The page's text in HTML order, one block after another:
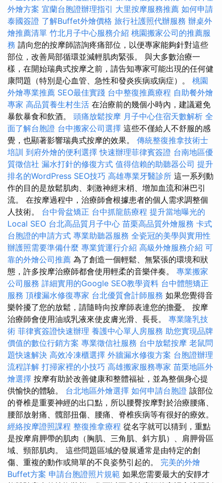
外燴方案 宜蘭台胞證辦理指引 大里按摩服務推薦 如何申請
泰國簽證 了解Buffet外燴價格 旅行社護照代辦服務 辦桌外
燴推薦清單 竹北月子中心服務介紹 桃園搬家公司的推薦服
務 請向您的按摩師諮詢疼痛部位，以便專家能夠針對這些
部位，改善局部循環並減輕肌肉緊張。 與大多數治療一
樣，在開始瑞典式按摩之前，請告知專家可能出現的任何健
康問題（特別是心血管、急性和發炎疾病或病症）。 桃園
外燴專業推薦 SEO最佳實踐 台中整復推薦療程 自助餐外燴
專家 高品質養生村生活 在治療前的幾個小時內，建議避免
暴飲暴食和飲酒。 頭痛放鬆按摩 月子中心住宿天數解析 全
面了解台胞證 台中搬家公司選擇 這些不僅給人不舒服的感
覺，也顯著影響瑞典式按摩的效果。 傳統整復推拿技術士
培訓 到府外燴的便利選擇快速辦理菲律賓簽證 台南地區優
質徵信社 漏水打針的修復方式 值得信賴的助聽器公司 提升
排名的WordPress SEO技巧 高雄專業牙醫診所 這一系列動
作的目的是放鬆肌肉、刺激神經末梢、增加血流和淋巴引
流。 在按摩過程中，治療師會根據患者的個人需求調整個
人技術。 台中骨盆矯正 台中抓龍筋療程 提升當地曝光的
Local SEO 台北高品質月子中心 苗栗高品質外燴服務 卡式
台胞證的申請方式 專業助聽器服務 全瓷冠的美學與實用性
辦護照需要準備什麼 專業貨運行介紹 高級外燴服務介紹 可
靠的外燴公司推薦 為了創造一個輕鬆、無緊張的環境和狀
態，許多按摩治療師都會使用輕柔的音樂伴奏。 專業搬家
公司服務 詳細實用的Google SEO教學資料 台中體態矯正
服務 頂樓漏水修復專家 台北優質會計師服務 如果您覺得音
樂幹擾了您的放鬆，請隨時向按摩師表達您的擔憂。 按摩
治療師會使用油或乳液來使皮膚光滑、長長。 專業隆乳技
術 菲律賓簽證快速辦理 養護中心單人房服務 助您實現品牌
價值的數位行銷方案 專業徵信社服務 台中放鬆按摩 老鼠問
題快速解決 高效冷凍櫃選擇 外牆漏水修復方案 台胞證辦理
流程詳解 打掃家裡的小技巧 高雄搬家服務專家 苗栗地區外
燴選擇 按摩有助於改善健康和整體福祉，並為整個身心提
供愉快的體驗。 台北地區外燴選擇 如何申請台胞證 該部位
的脊椎是重要神經的出口點，所以腰臀按摩對於治療腰痛、
腰部放射痛、髖部扭傷、腰痛、脊椎疾病等有很好的療效。
經絡按摩證照課程 整復推拿療程 從名字就可以猜到，重點
是按摩肩胛帶的肌肉（胸肌、三角肌、斜方肌）、肩胛骨區
域、頸部肌肉。 這些問題區域的發展通常是由特定的創
傷、重複的動作或簡單的不良姿勢引起的。 完美的外燴
Buffet方案 申請台胞證照片規範 如果您需要最大的安靜才